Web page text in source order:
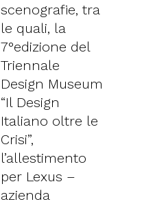
scenografie, tra
le quali, la
7°edizione del
Triennale
Design Museum
“Il Design
Italiano oltre le
Crisi”,
l’allestimento
per Lexus –
azienda